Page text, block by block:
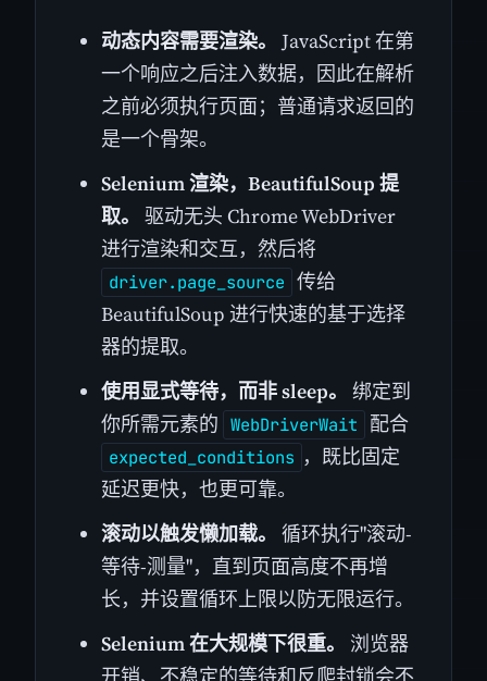
动态内容需要渲染。 JavaScript 在第
一个响应之后注入数据，因此在解析
之前必须执行页面；普通请求返回的
是一个骨架。
Selenium 渲染，BeautifulSoup 提
取。 驱动无头 Chrome WebDriver
进行渲染和交互，然后将
driver.page_source 传给
BeautifulSoup 进行快速的基于选择
器的提取。
使用显式等待，而非 sleep。 绑定到
你所需元素的 WebDriverWait 配合
expected_conditions ，既比固定
延迟更快，也更可靠。
滚动以触发懒加载。 循环执行"滚动-
等待-测量"，直到页面高度不再增
长，并设置循环上限以防无限运行。
Selenium 在大规模下很重。
浏览器